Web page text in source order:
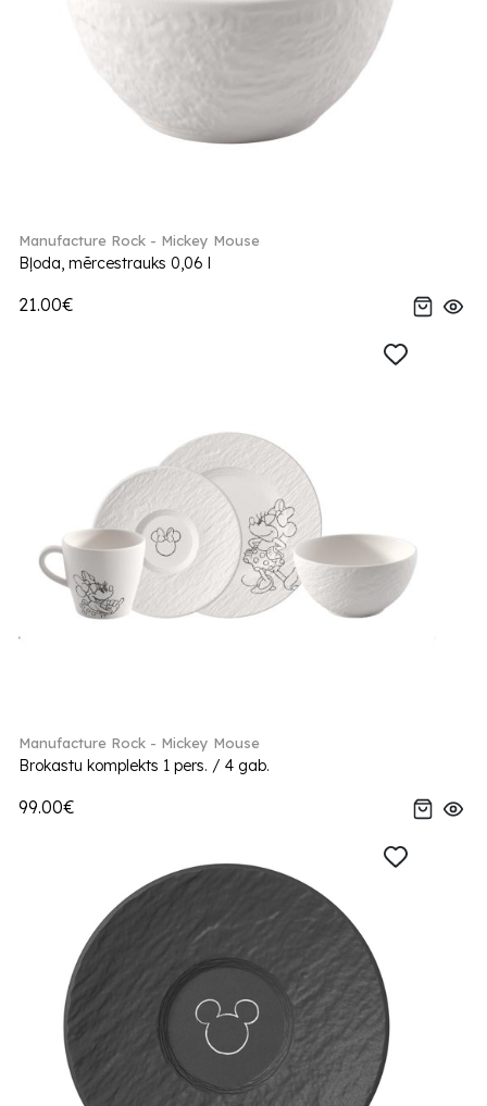
Manufacture Rock - Mickey Mouse
Bļoda, mērcestrauks 0,06 l
21.00€
Manufacture Rock - Mickey Mouse
Brokastu komplekts 1 pers. / 4 gab.
99.00€